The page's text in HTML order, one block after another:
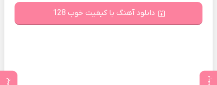
دانلود آهنگ با کیفیت خوب 128